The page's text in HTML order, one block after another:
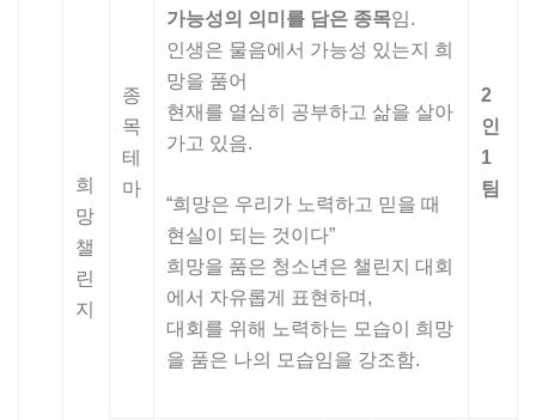
희
망
챌
린
지
종
목
테
마
가능성의 의미를 담은 종목임.
인생은 물음에서 가능성 있는지 희
망을 품어
현재를 열심히 공부하고 삶을 살아
가고 있음.
“희망은 우리가 노력하고 믿을 때
현실이 되는 것이다”
희망을 품은 청소년은 챌린지 대회
에서 자유롭게 표현하며,
대회를 위해 노력하는 모습이 희망
을 품은 나의 모습임을 강조함.
2
인
1
팀